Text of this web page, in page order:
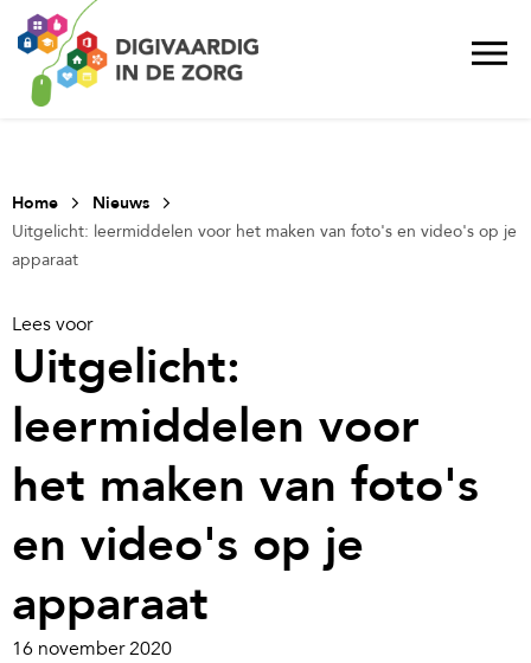
Home
Nieuws
Uitgelicht: leermiddelen voor het maken van foto's en video's op je
apparaat
Lees voor
Uitgelicht:
leermiddelen voor
het maken van foto's
en video's op je
apparaat
16 november 2020